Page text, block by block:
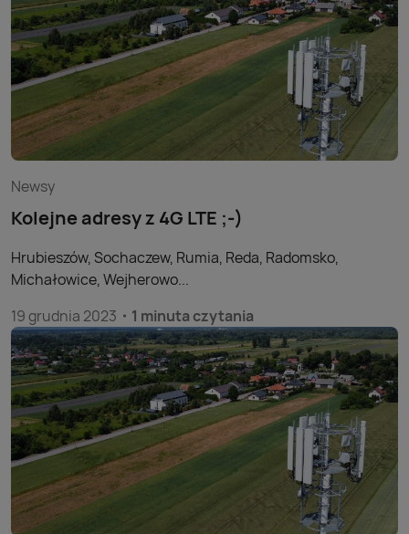
Newsy
Kolejne adresy z 4G LTE ;-)
Hrubieszów, Sochaczew, Rumia, Reda, Radomsko,
Michałowice, Wejherowo...
19 grudnia 2023
1 minuta czytania